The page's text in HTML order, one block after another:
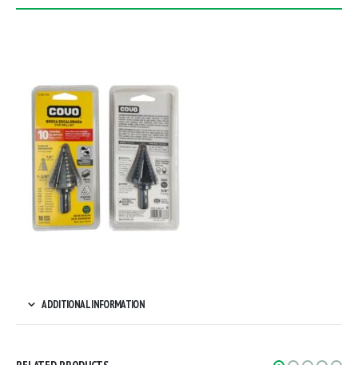
ADDITIONAL INFORMATION